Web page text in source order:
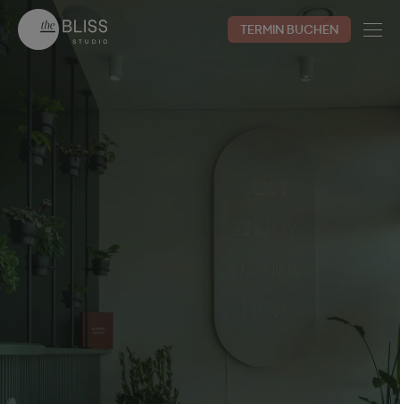
TERMIN BUCHEN
Laserenthaarung